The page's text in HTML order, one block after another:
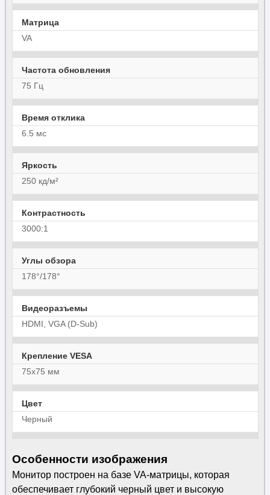
Матрица
VA
Частота обновления
75 Гц
Время отклика
6.5 мс
Яркость
250 кд/м²
Контрастность
3000:1
Углы обзора
178°/178°
Видеоразъемы
HDMI, VGA (D-Sub)
Крепление VESA
75x75 мм
Цвет
Черный
Особенности изображения
Монитор построен на базе VA-матрицы, которая
обеспечивает глубокий черный цвет и высокую